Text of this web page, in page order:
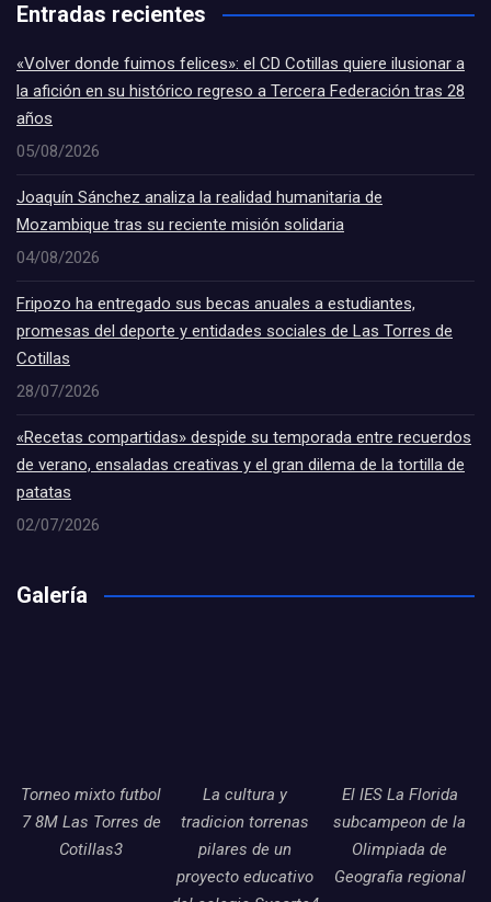
Entradas recientes
«Volver donde fuimos felices»: el CD Cotillas quiere ilusionar a
la afición en su histórico regreso a Tercera Federación tras 28
años
05/08/2026
Joaquín Sánchez analiza la realidad humanitaria de
Mozambique tras su reciente misión solidaria
04/08/2026
Fripozo ha entregado sus becas anuales a estudiantes,
promesas del deporte y entidades sociales de Las Torres de
Cotillas
28/07/2026
«Recetas compartidas» despide su temporada entre recuerdos
de verano, ensaladas creativas y el gran dilema de la tortilla de
patatas
02/07/2026
Galería
Torneo mixto futbol
7 8M Las Torres de
Cotillas3
La cultura y
tradicion torrenas
pilares de un
proyecto educativo
El IES La Florida
subcampeon de la
Olimpiada de
Geografia regional